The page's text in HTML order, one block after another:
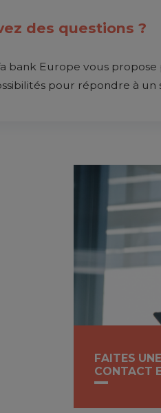
des questions ?
bank Europe vous
pour répondre à un
FAITES
CONTACT